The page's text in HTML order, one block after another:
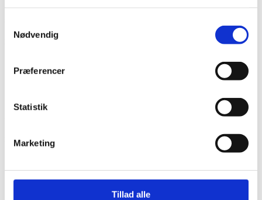
Nødvendig
Præferencer
Statistik
Marketing
Tillad alle
Menuer
Antipasti
Kontakt